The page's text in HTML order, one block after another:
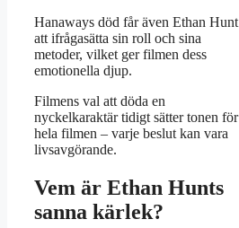
Hanaways död får även Ethan Hunt
att ifrågasätta sin roll och sina
metoder, vilket ger filmen dess
emotionella djup.
Filmens val att döda en
nyckelkaraktär tidigt sätter tonen för
hela filmen – varje beslut kan vara
livsavgörande.
Vem är Ethan Hunts
sanna kärlek?